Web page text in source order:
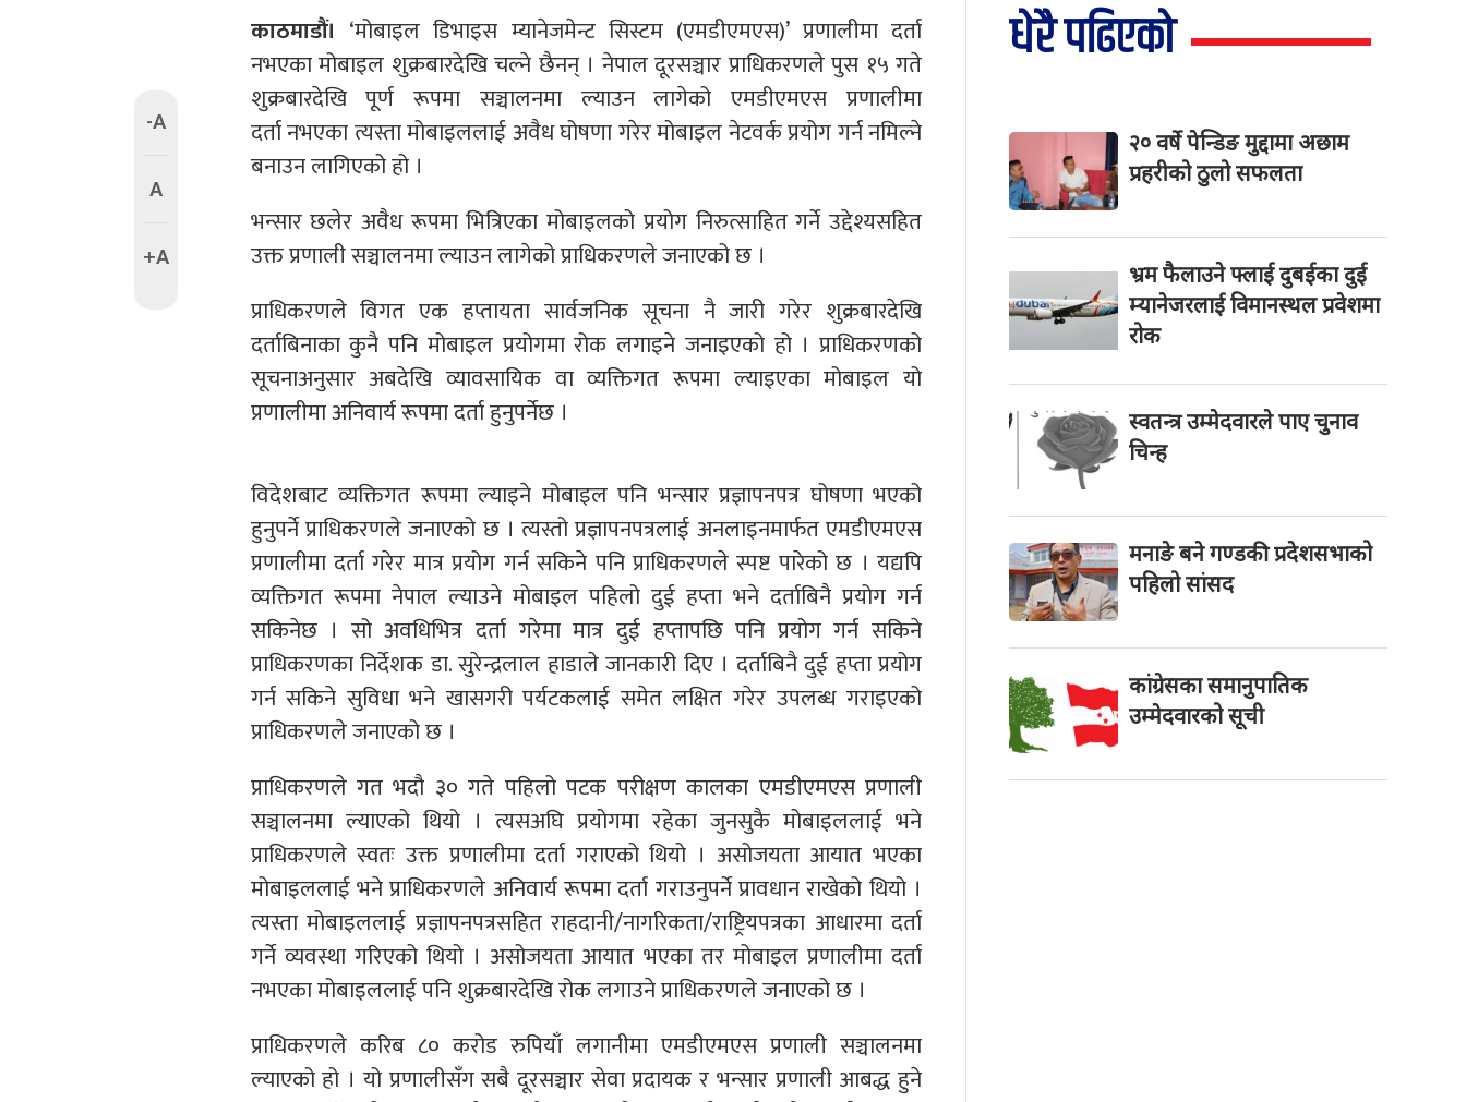
-A
A
+A
काठमाडौं। ‘मोबाइल डिभाइस म्यानेजमेन्ट सिस्टम (एमडीएमएस)’ प्रणालीमा दर्ता
नभएका मोबाइल शुक्रबारदेखि चल्ने छैनन् । नेपाल दूरसञ्चार प्राधिकरणले पुस १५ गते
शुक्रबारदेखि पूर्ण रूपमा सञ्चालनमा ल्याउन लागेको एमडीएमएस प्रणालीमा
दर्ता नभएका त्यस्ता मोबाइललाई अवैध घोषणा गरेर मोबाइल नेटवर्क प्रयोग गर्न नमिल्ने
बनाउन लागिएको हो ।
भन्सार छलेर अवैध रूपमा भित्रिएका मोबाइलको प्रयोग निरुत्साहित गर्ने उद्देश्यसहित
उक्त प्रणाली सञ्चालनमा ल्याउन लागेको प्राधिकरणले जनाएको छ ।
प्राधिकरणले विगत एक हप्तायता सार्वजनिक सूचना नै जारी गरेर शुक्रबारदेखि
दर्ताबिनाका कुनै पनि मोबाइल प्रयोगमा रोक लगाइने जनाइएको हो । प्राधिकरणको
सूचनाअनुसार अबदेखि व्यावसायिक वा व्यक्तिगत रूपमा ल्याइएका मोबाइल यो
प्रणालीमा अनिवार्य रूपमा दर्ता हुनुपर्नेछ ।
विदेशबाट व्यक्तिगत रूपमा ल्याइने मोबाइल पनि भन्सार प्रज्ञापनपत्र घोषणा भएको
हुनुपर्ने प्राधिकरणले जनाएको छ । त्यस्तो प्रज्ञापनपत्रलाई अनलाइनमार्फत एमडीएमएस
प्रणालीमा दर्ता गरेर मात्र प्रयोग गर्न सकिने पनि प्राधिकरणले स्पष्ट पारेको छ । यद्यपि
व्यक्तिगत रूपमा नेपाल ल्याउने मोबाइल पहिलो दुई हप्ता भने दर्ताबिनै प्रयोग गर्न
सकिनेछ । सो अवधिभित्र दर्ता गरेमा मात्र दुई हप्तापछि पनि प्रयोग गर्न सकिने
प्राधिकरणका निर्देशक डा. सुरेन्द्रलाल हाडाले जानकारी दिए । दर्ताबिनै दुई हप्ता प्रयोग
गर्न सकिने सुविधा भने खासगरी पर्यटकलाई समेत लक्षित गरेर उपलब्ध गराइएको
प्राधिकरणले जनाएको छ ।
प्राधिकरणले गत भदौ ३० गते पहिलो पटक परीक्षण कालका एमडीएमएस प्रणाली
सञ्चालनमा ल्याएको थियो । त्यसअघि प्रयोगमा रहेका जुनसुकै मोबाइललाई भने
प्राधिकरणले स्वतः उक्त प्रणालीमा दर्ता गराएको थियो । असोजयता आयात भएका
मोबाइललाई भने प्राधिकरणले अनिवार्य रूपमा दर्ता गराउनुपर्ने प्रावधान राखेको थियो ।
त्यस्ता मोबाइललाई प्रज्ञापनपत्रसहित राहदानी/नागरिकता/राष्ट्रियपत्रका आधारमा दर्ता
गर्ने व्यवस्था गरिएको थियो । असोजयता आयात भएका तर मोबाइल प्रणालीमा दर्ता
नभएका मोबाइललाई पनि शुक्रबारदेखि रोक लगाउने प्राधिकरणले जनाएको छ ।
प्राधिकरणले करिब ८० करोड रुपियाँ लगानीमा एमडीएमएस प्रणाली सञ्चालनमा
ल्याएको हो । यो प्रणालीसँग सबै दूरसञ्चार सेवा प्रदायक र भन्सार प्रणाली आबद्ध हुने
धेरै पढिएको
२० वर्षे पेन्डिङ मुद्दामा अछाम
प्रहरीको ठुलो सफलता
भ्रम फैलाउने फ्लाई दुबईका दुई
म्यानेजरलाई विमानस्थल प्रवेशमा
रोक
स्वतन्त्र उम्मेदवारले पाए चुनाव
चिन्ह
मनाङे बने गण्डकी प्रदेशसभाको
पहिलो सांसद
कांग्रेसका समानुपातिक
उम्मेदवारको सूची